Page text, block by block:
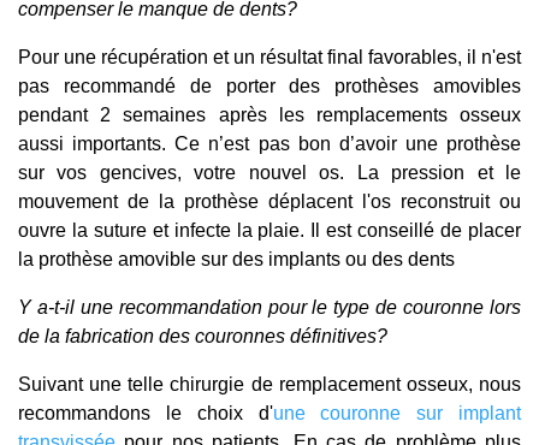
compenser le manque de dents?
Pour une récupération et un résultat final favorables, il n'est
pas recommandé de porter des
prothèses amovibles
pendant 2 semaines après les remplacements osseux
aussi importants. Ce n’est pas bon d’avoir une prothèse
sur vos gencives, votre nouvel os. La pression et le
mouvement de la prothèse déplacent l'os reconstruit ou
ouvre la suture et infecte la plaie. Il est conseillé de placer
la prothèse amovible sur des implants ou des dents
Y a-t-il une recommandation pour le type de couronne lors
de la fabrication des couronnes définitives?
Suivant une telle chirurgie de remplacement osseux, nous
recommandons le choix d'une couronne sur implant